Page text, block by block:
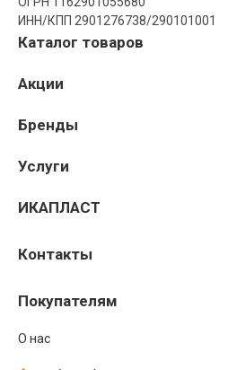
ИНН/КПП 2901276738/290101001
Каталог товаров
Акции
Бренды
Услуги
ИКАПЛАСТ
Контакты
Покупателям
О нас